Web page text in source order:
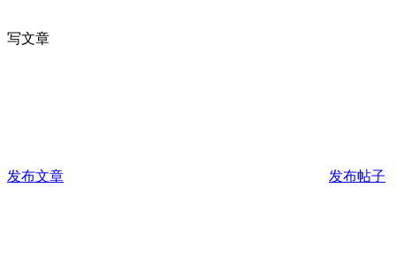
写文章
发布文章 发布帖子